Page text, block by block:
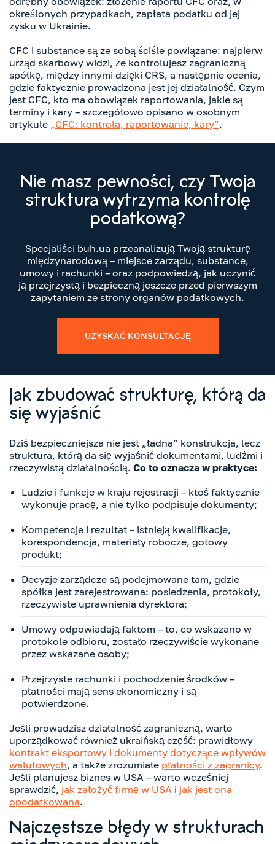
określonych przypadkach, zapłata podatku od jej
zysku w Ukrainie.
CFC i substance są ze sobą ściśle powiązane: najpierw
urząd skarbowy widzi, że kontrolujesz zagraniczną
spółkę, między innymi dzięki CRS, a następnie ocenia,
gdzie faktycznie prowadzona jest jej działalność. Czym
jest CFC, kto ma obowiązek raportowania, jakie są
terminy i kary – szczegółowo opisano w osobnym
artykule „CFC: kontrola, raportowanie, kary”.
Nie masz pewności, czy Twoja
struktura wytrzyma kontrolę
podatkową?
Specjaliści buh.ua przeanalizują Twoją strukturę
międzynarodową – miejsce zarządu, substance,
umowy i rachunki – oraz podpowiedzą, jak uczynić
ją przejrzystą i bezpieczną jeszcze przed pierwszym
zapytaniem ze strony organów podatkowych.
UZYSKAĆ KONSULTACJĘ
Jak zbudować strukturę, którą da
się wyjaśnić
Dziś bezpieczniejsza nie jest „ładna” konstrukcja, lecz
struktura, którą da się wyjaśnić dokumentami, ludźmi i
rzeczywistą działalnością. Co to oznacza w praktyce:
Ludzie i funkcje w kraju rejestracji – ktoś faktycznie
wykonuje pracę, a nie tylko podpisuje dokumenty;
Kompetencje i rezultat – istnieją kwalifikacje,
korespondencja, materiały robocze, gotowy
produkt;
Decyzje zarządcze są podejmowane tam, gdzie
spółka jest zarejestrowana: posiedzenia, protokoły,
rzeczywiste uprawnienia dyrektora;
Umowy odpowiadają faktom – to, co wskazano w
protokole odbioru, zostało rzeczywiście wykonane
przez wskazane osoby;
Przejrzyste rachunki i pochodzenie środków –
płatności mają sens ekonomiczny i są
potwierdzone.
Jeśli prowadzisz działalność zagraniczną, warto
uporządkować również ukraińską część: prawidłowy
kontrakt eksportowy i dokumenty dotyczące wpływów
walutowych, a także zrozumiałe płatności z zagranicy.
Jeśli planujesz biznes w USA – warto wcześniej
sprawdzić, jak założyć firmę w USA i jak jest ona
opodatkowana.
Najczęstsze błędy w strukturach